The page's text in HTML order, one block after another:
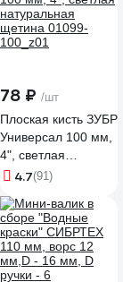
78 ₽ /шт
Плоская кисть ЗУБР
Универсал 100 мм,
4", светлая
натуральная
100_z01
4.7(91)